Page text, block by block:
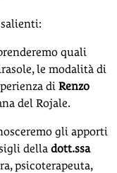
quali
le modalità di
di Renzo
del Rojale.
gli apporti
della dott.ssa
psicoterapeuta,